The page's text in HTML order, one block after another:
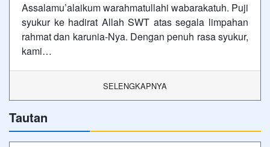
Assalamu’alaikum warahmatullahi wabarakatuh. Puji
syukur ke hadirat Allah SWT atas segala limpahan
rahmat dan karunia-Nya. Dengan penuh rasa syukur,
kami…
SELENGKAPNYA
Tautan